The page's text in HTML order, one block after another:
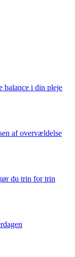
balance i din pleje
af overvældelse
du trin for trin